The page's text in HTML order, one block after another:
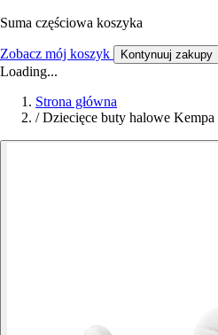
Suma częściowa koszyka
Zobacz mój koszyk Kontynuuj zakupy
Loading...
Strona główna
/ Dziecięce buty halowe